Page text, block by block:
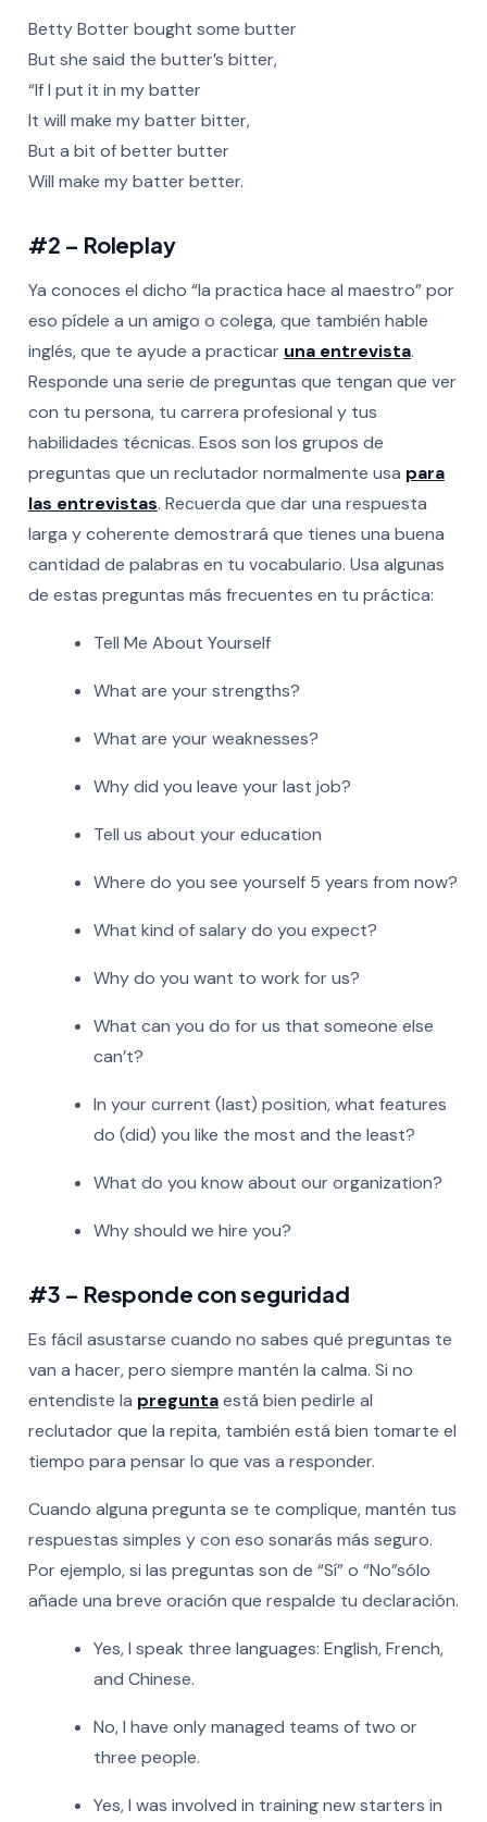
Betty Botter bought some butter
But she said the butter’s bitter,
“If I put it in my batter
It will make my batter bitter,
But a bit of better butter
Will make my batter better.
#2 – Roleplay
Ya conoces el dicho “la practica hace al maestro” por
eso pídele a un amigo o colega, que también hable
inglés, que te ayude a practicar una entrevista.
Responde una serie de preguntas que tengan que ver
con tu persona, tu carrera profesional y tus
habilidades técnicas. Esos son los grupos de
preguntas que un reclutador normalmente usa para
las entrevistas. Recuerda que dar una respuesta
larga y coherente demostrará que tienes una buena
cantidad de palabras en tu vocabulario. Usa algunas
de estas preguntas más frecuentes en tu práctica:
Tell Me About Yourself
What are your strengths?
What are your weaknesses?
Why did you leave your last job?
Tell us about your education
Where do you see yourself 5 years from now?
What kind of salary do you expect?
Why do you want to work for us?
What can you do for us that someone else
can’t?
In your current (last) position, what features
do (did) you like the most and the least?
What do you know about our organization?
Why should we hire you?
#3 – Responde con seguridad
Es fácil asustarse cuando no sabes qué preguntas te
van a hacer, pero siempre mantén la calma. Si no
entendiste la preguntaestá bien pedirle al
reclutador que la repita, también está bien tomarte el
tiempo para pensar lo que vas a responder.
Cuando alguna pregunta se te complique, mantén tus
respuestas simples y con eso sonarás más seguro.
Por ejemplo, si las preguntas son de “Sí” o “No”sólo
añade una breve oración que respalde tu declaración.
Yes, I speak three languages: English, French,
and Chinese.
No, I have only managed teams of two or
three people.
Yes, I was involved in training new starters in